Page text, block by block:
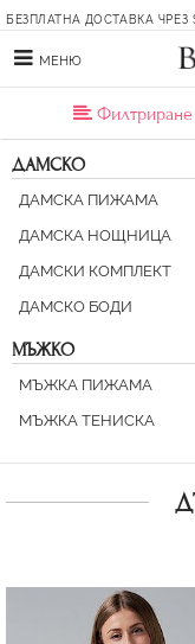
БЕЗПЛАТНА ДОСТАВКА ЧРЕЗ
МЕНЮ
Филтриране
ДАМСКО
ДАМСКА ПИЖАМА
ДАМСКА НОЩНИЦА
ДАМСКИ КОМПЛЕКТ
ДАМСКО БОДИ
МЪЖКО
МЪЖКА ПИЖАМА
МЪЖКА ТЕНИСКА